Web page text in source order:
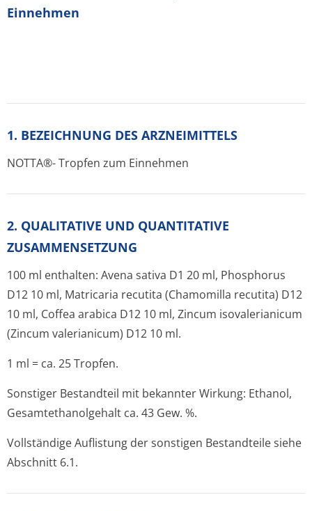
Einnehmen
1. BEZEICHNUNG DES ARZNEIMITTELS
NOTTA®- Tropfen zum Einnehmen
2. QUALITATIVE UND QUANTITATIVE
ZUSAMMENSETZUNG
100 ml enthalten: Avena sativa D1 20 ml, Phosphorus
D12 10 ml, Matricaria recutita (Chamomilla recutita) D12
10 ml, Coffea arabica D12 10 ml, Zincum isovalerianicum
(Zincum valerianicum) D12 10 ml.
1 ml = ca. 25 Tropfen.
Sonstiger Bestandteil mit bekannter Wirkung: Ethanol,
Gesamtethanolgehalt ca. 43 Gew. %.
Vollständige Auflistung der sonstigen Bestandteile siehe
Abschnitt 6.1.